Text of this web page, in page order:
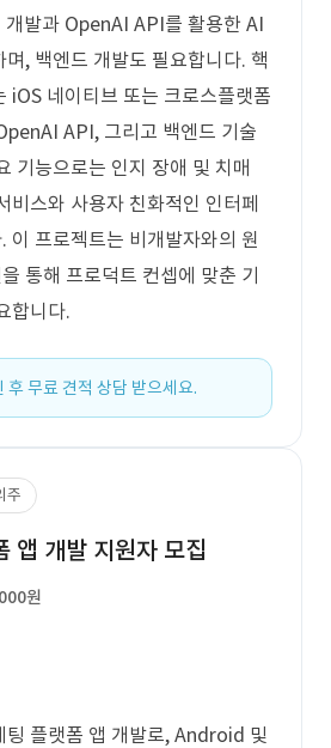
개발과 OpenAI API를 활용한 AI
, 백엔드 개발도 필요합니다. 핵
iOS 네이티브 또는 크로스플랫폼
API, 그리고 백엔드 기술
기능으로는 인지 장애 및 치매
비스와 사용자 친화적인 인터페
이 프로젝트는 비개발자와의 원
통해 프로덕트 컨셉에 맞춘 기
합니다.
후 무료 견적 상담 받으세요.
주
앱 개발 지원자 모집
원
팅 플랫폼 앱 개발로, Android 및